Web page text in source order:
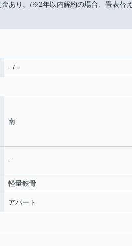
あり。/※2年以内解約の場合、畳表替
- / -
南
-
軽量鉄骨
アパート